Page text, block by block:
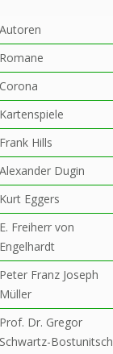
Autoren
Romane
Corona
Kartenspiele
Frank Hills
Alexander Dugin
Kurt Eggers
E. Freiherr von
Engelhardt
Peter Franz Joseph
Müller
Prof. Dr. Gregor
Schwartz-Bostunitsch